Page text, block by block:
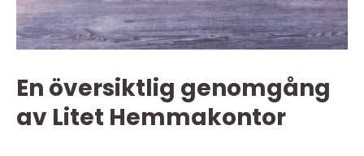
En översiktlig genomgång
av Litet Hemmakontor